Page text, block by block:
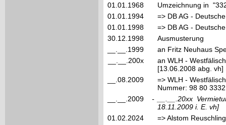
01.01.1968
Umzeichnung in
01.01.1994
=> DB AG -
01.01.1998
=> DB AG -
30.12.1998
Ausmusterung
__.__.1999
an Fritz Neuhaus
__.__.200x
an WLH -
[13.06.2008 abg. vh]
__.08.2009
=> WLH -
Nummer: 98 80
__.__.2009
- __.__.20xx
18.11.2009 i. E. vh]
01.02.2024
=> Alstom